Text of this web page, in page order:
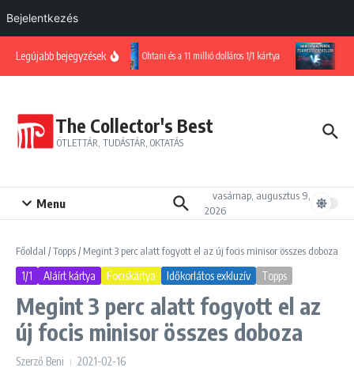
Bejelentkezés
Legújabb bejegyzések
Ohtani és a 11 millió dolláros 1/1 kártya
The Collector's Best
ÖTLETTÁR, TUDÁSTÁR, OKTATÁS
Menu
vasárnap, augusztus 9,
2026
Főoldal /Topps/Megint 3 perc alatt fogyott el az új focis minisor összes doboza
1/1 Aláírt kártya Fociskártya Időkorlátos exkluzív Topps
Megint 3 perc alatt fogyott el az
új focis minisor összes doboza
Szerző Beni 2021-02-16